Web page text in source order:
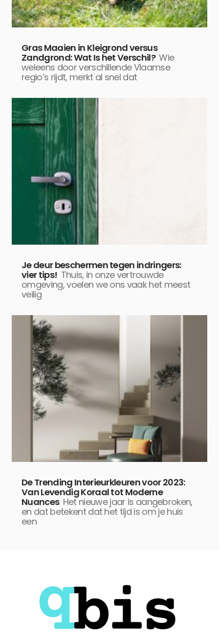
Gras Maaien in Kleigrond versus
Zandgrond: Wat Is het Verschil? Wie
weleens door verschillende Vlaamse
regio’s rijdt, merkt al snel dat
Je deur beschermen tegen indringers:
vier tips! Thuis, in onze vertrouwde
omgeving, voelen we ons vaak het meest
veilig
De Trending Interieurkleuren voor 2023:
Van Levendig Koraal tot Moderne
Nuances Het nieuwe jaar is aangebroken,
en dat betekent dat het tijd is om je huis
een